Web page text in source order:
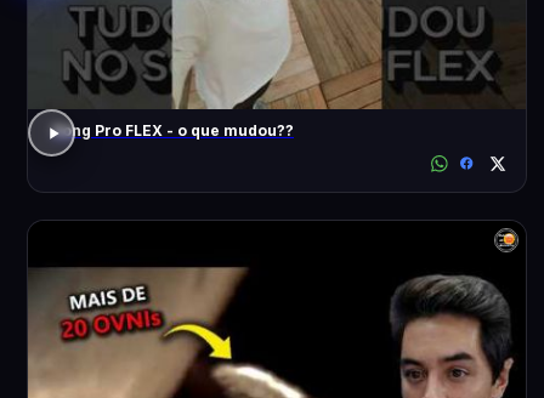
Song Pro FLEX - o que mudou??